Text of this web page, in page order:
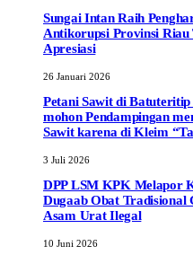
Sungai Intan Raih
Antikorupsi Provinsi
Apresiasi
26 Januari 2026
Petani Sawit di
mohon Pendampingan
Sawit karena di Kleim
3 Juli 2026
DPP LSM KPK Melapor
Dugaab Obat Tradisional
Asam Urat Ilegal
10 Juni 2026